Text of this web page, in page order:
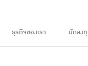
ธุรกิจของเรา นักลง